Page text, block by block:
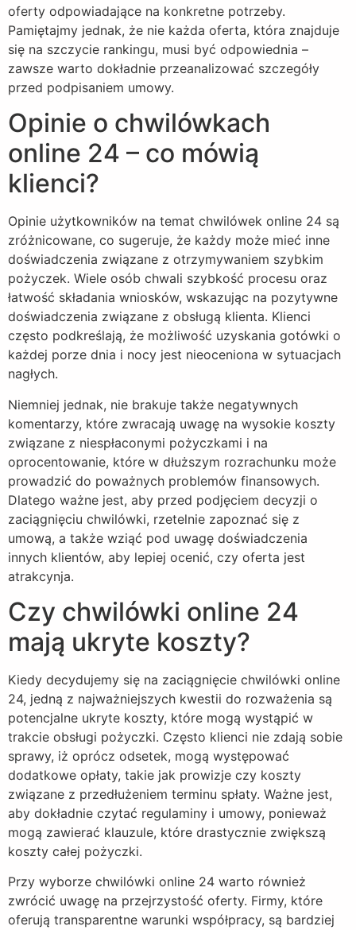
oferty odpowiadające na konkretne potrzeby.
Pamiętajmy jednak, że nie każda oferta, która znajduje
się na szczycie rankingu, musi być odpowiednia –
zawsze warto dokładnie przeanalizować szczegóły
przed podpisaniem umowy.
Opinie o chwilówkach
online 24 – co mówią
klienci?
Opinie użytkowników na temat chwilówek online 24 są
zróżnicowane, co sugeruje, że każdy może mieć inne
doświadczenia związane z otrzymywaniem szybkim
pożyczek. Wiele osób chwali szybkość procesu oraz
łatwość składania wniosków, wskazując na pozytywne
doświadczenia związane z obsługą klienta. Klienci
często podkreślają, że możliwość uzyskania gotówki o
każdej porze dnia i nocy jest nieoceniona w sytuacjach
nagłych.
Niemniej jednak, nie brakuje także negatywnych
komentarzy, które zwracają uwagę na wysokie koszty
związane z niespłaconymi pożyczkami i na
oprocentowanie, które w dłuższym rozrachunku może
prowadzić do poważnych problemów finansowych.
Dlatego ważne jest, aby przed podjęciem decyzji o
zaciągnięciu chwilówki, rzetelnie zapoznać się z
umową, a także wziąć pod uwagę doświadczenia
innych klientów, aby lepiej ocenić, czy oferta jest
atrakcynja.
Czy chwilówki online 24
mają ukryte koszty?
Kiedy decydujemy się na zaciągnięcie chwilówki online
24, jedną z najważniejszych kwestii do rozważenia są
potencjalne ukryte koszty, które mogą wystąpić w
trakcie obsługi pożyczki. Często klienci nie zdają sobie
sprawy, iż oprócz odsetek, mogą występować
dodatkowe opłaty, takie jak prowizje czy koszty
związane z przedłużeniem terminu spłaty. Ważne jest,
aby dokładnie czytać regulaminy i umowy, ponieważ
mogą zawierać klauzule, które drastycznie zwiększą
koszty całej pożyczki.
Przy wyborze chwilówki online 24 warto również
zwrócić uwagę na przejrzystość oferty. Firmy, które
oferują transparentne warunki współpracy, są bardziej